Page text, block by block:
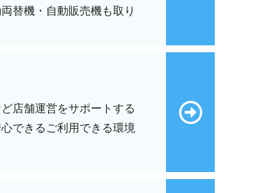
替機・自動販売機も取り
店舗運営をサポートする
できるご利用できる環境